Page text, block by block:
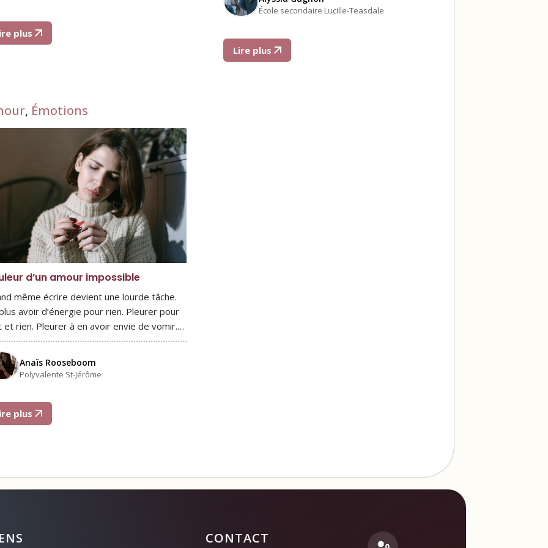
plus
École secondaire Lucille-Teasdale
Lire plus
, Émotions
d’un amour impossible
même écrire devient une lourde tâche.
avoir d’énergie pour rien. Pleurer pour
et rien. Pleurer à en avoir envie de vomir.…
Anaïs Rooseboom
Polyvalente St-Jérôme
plus
CONTACT